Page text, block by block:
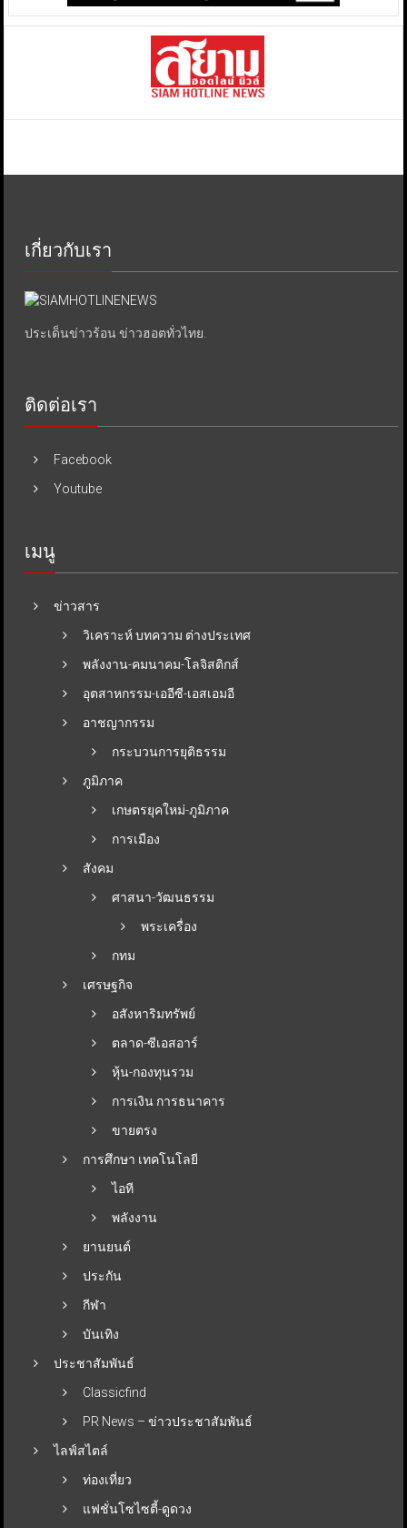
เกี่ยวกับเรา
ประเด็นข่าวร้อน ข่าวฮอตทั่วไทย.
ติดต่อเรา
Facebook
Youtube
เมนู
ข่าวสาร
วิเคราะห์ บทความ ต่างประเทศ
พลังงาน-คมนาคม-โลจิสติกส์
อุตสาหกรรม-เออีซี-เอสเอมอี
อาชญากรรม
กระบวนการยุติธรรม
ภูมิภาค
เกษตรยุคใหม่-ภูมิภาค
การเมือง
สังคม
ศาสนา-วัฒนธรรม
พระเครื่อง
กทม
เศรษฐกิจ
อสังหาริมทรัพย์
ตลาด-ซีเอสอาร์
หุ้น-กองทุนรวม
การเงิน การธนาคาร
ขายตรง
การศึกษา เทคโนโลยี
ไอที
พลังงาน
ยานยนต์
ประกัน
กีฬา
บันเทิง
ประชาสัมพันธ์
Classicfind
PR News – ข่าวประชาสัมพันธ์
ไลฟ์สไตล์
ท่องเที่ยว
แฟชั่นโซไซตี้-ดูดวง